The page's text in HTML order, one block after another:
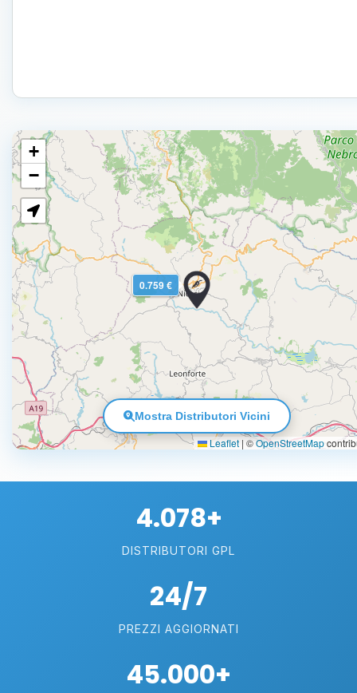
0.759 €
+
−
Leaflet | ©OpenStreetMap
Mostra Distributori Vicini
4.078+
DISTRIBUTORI GPL
24/7
PREZZI AGGIORNATI
45.000+